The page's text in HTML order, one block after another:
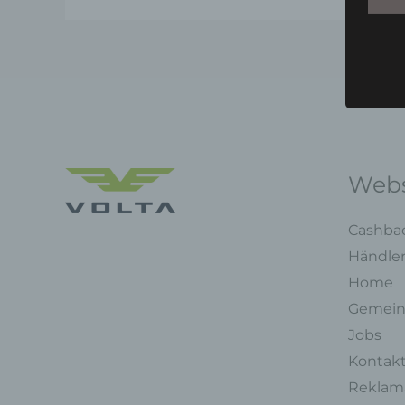
Home
Jobs
Kontakt